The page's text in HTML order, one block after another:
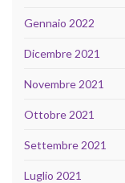
Gennaio 2022
Dicembre 2021
Novembre 2021
Ottobre 2021
Settembre 2021
Luglio 2021